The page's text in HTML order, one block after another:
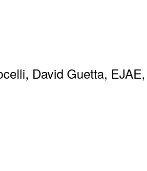
David Guetta, EJAE,